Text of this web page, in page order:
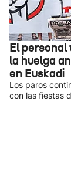
El
la huelga
en Euskadi
Los paros
con las fiestas